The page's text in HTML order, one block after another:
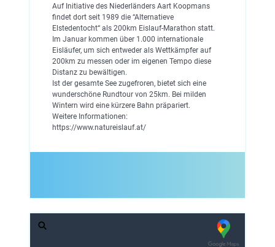
Auf Initiative des Niederländers Aart Koopmans
findet dort seit 1989 die “Alternatieve
Elstedentocht“ als 200km Eislauf-Marathon statt.
Im Januar kommen über 1.000 internationale
Eisläufer, um sich entweder als Wettkämpfer auf
200km zu messen oder im eigenen Tempo diese
Distanz zu bewältigen.
Ist der gesamte See zugefroren, bietet sich eine
wunderschöne Rundtour von 25km. Bei milden
Wintern wird eine kürzere Bahn präpariert.
Weitere Informationen:
https://www.natureislauf.at/